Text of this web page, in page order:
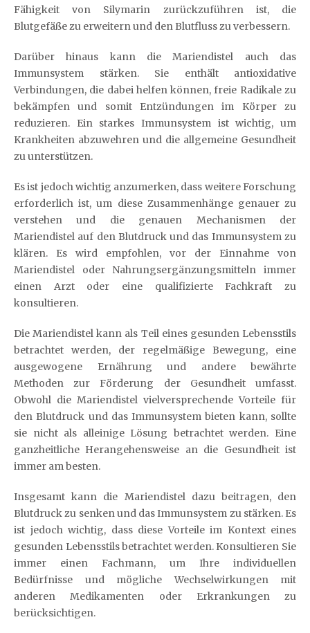
Fähigkeit von Silymarin zurückzuführen ist, die
Blutgefäße zu erweitern und den Blutfluss zu verbessern.
Darüber hinaus kann die Mariendistel auch das
Immunsystem stärken. Sie enthält antioxidative
Verbindungen, die dabei helfen können, freie Radikale zu
bekämpfen und somit Entzündungen im Körper zu
reduzieren. Ein starkes Immunsystem ist wichtig, um
Krankheiten abzuwehren und die allgemeine Gesundheit
zu unterstützen.
Es ist jedoch wichtig anzumerken, dass weitere Forschung
erforderlich ist, um diese Zusammenhänge genauer zu
verstehen und die genauen Mechanismen der
Mariendistel auf den Blutdruck und das Immunsystem zu
klären. Es wird empfohlen, vor der Einnahme von
Mariendistel oder Nahrungsergänzungsmitteln immer
einen Arzt oder eine qualifizierte Fachkraft zu
konsultieren.
Die Mariendistel kann als Teil eines gesunden Lebensstils
betrachtet werden, der regelmäßige Bewegung, eine
ausgewogene Ernährung und andere bewährte
Methoden zur Förderung der Gesundheit umfasst.
Obwohl die Mariendistel vielversprechende Vorteile für
den Blutdruck und das Immunsystem bieten kann, sollte
sie nicht als alleinige Lösung betrachtet werden. Eine
ganzheitliche Herangehensweise an die Gesundheit ist
immer am besten.
Insgesamt kann die Mariendistel dazu beitragen, den
Blutdruck zu senken und das Immunsystem zu stärken. Es
ist jedoch wichtig, dass diese Vorteile im Kontext eines
gesunden Lebensstils betrachtet werden. Konsultieren Sie
immer einen Fachmann, um Ihre individuellen
Bedürfnisse und mögliche Wechselwirkungen mit
anderen Medikamenten oder Erkrankungen zu
berücksichtigen.